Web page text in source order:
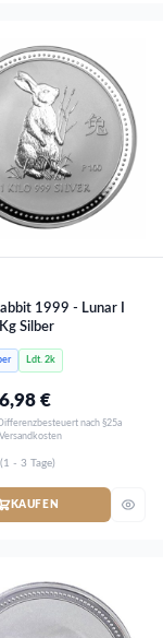
1999 - Lunar I
Silber
Ldt. 2k
€
nach §25a
(1 - 3 Tage)
KAUFEN